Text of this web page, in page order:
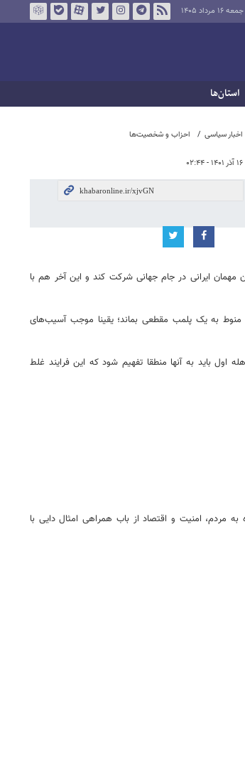
جمعه ۱۶ مرداد ۱۴۰۵
استان‌ها
اخبار سیاسی احزاب و شخصیت‌ها
۱۶ آذر ۱۴۰۱ - ۰۲:۴۴
ایرانی در جام جهانی شرکت کند و این آخر هم با
منوط به یک پلمب مقطعی بماند؛ یقینا موجب آسیب‌های
باید به آنها منطقا تفهیم شود که این فرایند غلط
مردم، امنیت و اقتصاد از باب همراهی امثال دایی با